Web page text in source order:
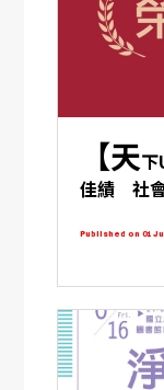
【天
佳績 社
Published on 01